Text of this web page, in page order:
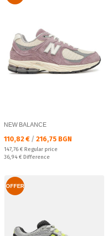
NEW BALANCE
Текуща цена:
110,82 € / 216,75 BGN
Regular price:
147,76 € Regular price
Спестявате:
36,94 € Difference
OFFER